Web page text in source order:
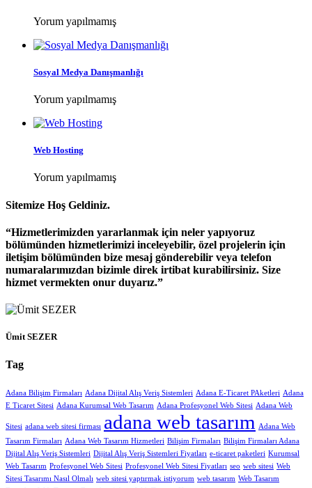
Yorum yapılmamış
Sosyal Medya Danışmanlığı
Yorum yapılmamış
Web Hosting
Yorum yapılmamış
Sitemize Hoş Geldiniz.
Hizmetlerimizden yararlanmak için neler yapıyoruz
bölümünden hizmetlerimizi inceleyebilir, özel projelerin için
iletişim bölümünden bize mesaj gönderebilir veya telefon
numaralarımızdan bizimle direk irtibat kurabilirsiniz. Size
hizmet vermekten onur duyarız.
Ümit SEZER
Tag
Adana Bilişim Firmaları Adana Dijital Alış Veriş Sistemleri Adana E-Ticaret PAketleri Adana
E Ticaret Sitesi Adana Kurumsal Web Tasarım Adana Profesyonel Web Sitesi Adana Web
Sitesi adana web sitesi firması adana web tasarım
Adana Web
Tasarım Firmaları Adana Web Tasarım Hizmetleri Bilişim Firmaları Bilişim Firmaları Adana
Dijital Alış Veriş Sistemleri Dijital Alış Veriş Sistemleri Fiyatları e-ticaret paketleri Kurumsal
Web Tasarım Profesyonel Web Sitesi Profesyonel Web Sitesi Fiyatları seo web sitesi Web
Sitesi Tasarımı Nasıl Olmalı web sitesi yaptırmak istiyorum web tasarım Web Tasarım